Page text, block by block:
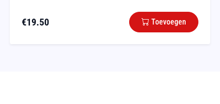
€19.50 Toevoegen